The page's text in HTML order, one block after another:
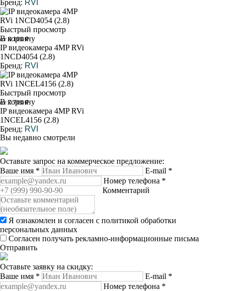
Бренд: RVI
Быстрый просмотр
В корзину
от 8 100 ₽
IP видеокамера 4MP RVi
1NCD4054 (2.8)
Бренд: RVI
Быстрый просмотр
В корзину
от 7 700 ₽
IP видеокамера 4MP RVi
1NCEL4156 (2.8)
Бренд: RVI
Вы недавно смотрели
Оставьте запрос на коммерческое предложение:
Ваше имя * E-mail *
Номер телефона *
Комментарий
Я ознакомлен и согласен с политикой обработки
персональных данных
Согласен получать рекламно-информационные письма
Отправить
Оставьте заявку на скидку:
Ваше имя * E-mail *
Номер телефона *